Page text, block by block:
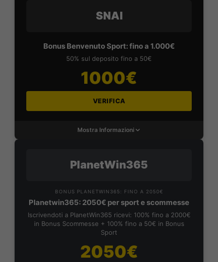
SNAI
Bonus Benvenuto Sport: fino a 1.000€
50% sul deposito fino a 50€
1000€
VERIFICA
Mostra Informazioni
PlanetWin365
BONUS PLANETWIN365: FINO A 2050€
Planetwin365: 2050€ per sport e scommesse
Iscrivendoti a PlanetWin365 ricevi: 100% fino a 2000€
in Bonus Scommesse + 100% fino a 50€ in Bonus
Sport
2050€